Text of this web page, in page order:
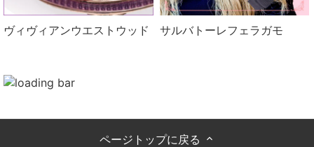
ヴィヴィアンウエストウッド サルバトーレフェラガモ
ページトップに戻る